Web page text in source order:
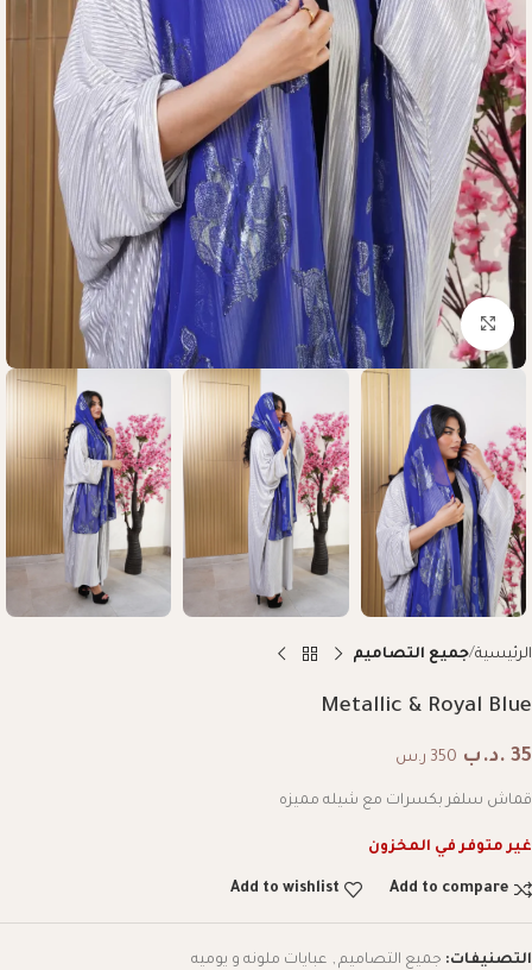
Click to enlarge
الرئيسية جميع التصاميم
Metallic & Royal Blue
35 .د.ب 350 ر.س
قماش سلفر بكسرات مع شيله مميزه
غير متوفر في المخزون
Add to compare
Add to wishlist
التصنيفات: جميع التصاميم , عبايات ملونه و يوميه